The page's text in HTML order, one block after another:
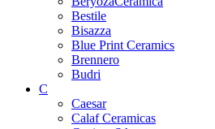
Bestile
Bisazza
Blue Print Ceramics
Brennero
Budri
C
Caesar
Calaf Ceramicas